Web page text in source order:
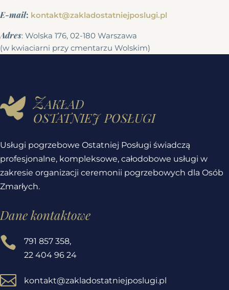
E-mail: kontakt@zakladostatniejposlugi.pl
Adres: Wolska 176, 02-180 Warszawa
(w kwiaciarni przy cmentarzu Wolskim)
Zakład
ostatniej posługi
Usługi pogrzebowe Ostatniej Posługi świadczą
profesjonalne, kompleksowe, całodobowe usługi w
zakresie organizacji ceremonii pogrzebowych dla Osób
Zmarłych.
Dane kontaktowe

791 857 358,
22 404 96 24
 kontakt@zakladostatniejposlugi.pl